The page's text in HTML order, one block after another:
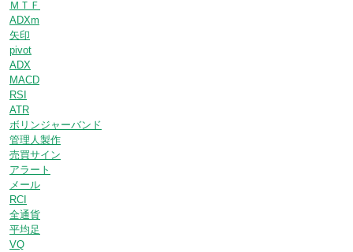
ＭＴＦ
ADXm
矢印
pivot
ADX
MACD
RSI
ATR
ボリンジャーバンド
管理人製作
売買サイン
アラート
メール
RCI
全通貨
平均足
VQ